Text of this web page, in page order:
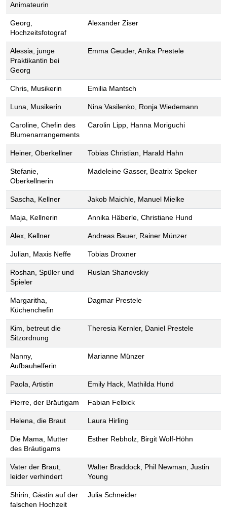
Animateurin
Georg,
Hochzeitsfotograf
Alexander Ziser
Alessia, junge
Praktikantin bei
Georg
Emma Geuder, Anika Prestele
Chris, Musikerin Emilia Mantsch
Luna, Musikerin Nina Vasilenko, Ronja Wiedemann
Caroline, Chefin des
Blumenarrangements
Carolin Lipp, Hanna Moriguchi
Heiner, Oberkellner Tobias Christian, Harald Hahn
Stefanie,
Oberkellnerin
Madeleine Gasser, Beatrix Speker
Sascha, Kellner Jakob Maichle, Manuel Mielke
Maja, Kellnerin Annika Häberle, Christiane Hund
Alex, Kellner Andreas Bauer, Rainer Münzer
Julian, Maxis Neffe Tobias Droxner
Roshan, Spüler und
Spieler
Ruslan Shanovskiy
Margaritha,
Küchenchefin
Dagmar Prestele
Kim, betreut die
Sitzordnung
Theresia Kernler, Daniel Prestele
Nanny,
Aufbauhelferin
Marianne Münzer
Paola, Artistin Emily Hack, Mathilda Hund
Pierre, der Bräutigam Fabian Felbick
Helena, die Braut Laura Hirling
Die Mama, Mutter
des Bräutigams
Esther Rebholz, Birgit Wolf-Höhn
Vater der Braut,
leider verhindert
Walter Braddock, Phil Newman, Justin
Young
Shirin, Gästin auf der
falschen Hochzeit
Julia Schneider